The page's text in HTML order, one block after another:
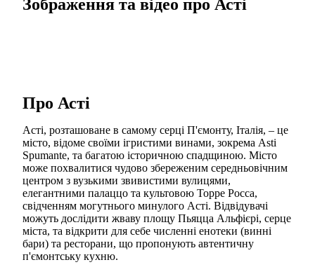
Зображення та відео про Асті
Про Асті
Асті, розташоване в самому серці П'ємонту, Італія, – це
місто, відоме своїми ігристими винами, зокрема Asti
Spumante, та багатою історичною спадщиною. Місто
може похвалитися чудово збереженим середньовічним
центром з вузькими звивистими вулицями,
елегантними палаццо та культовою Торре Росса,
свідченням могутнього минулого Асті. Відвідувачі
можуть дослідити жваву площу Пьяцца Альфієрі, серце
міста, та відкрити для себе численні енотеки (винні
бари) та ресторани, що пропонують автентичну
п'ємонтську кухню.